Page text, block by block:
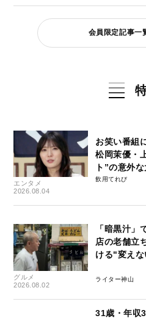
会員限定記事一
エンタメ
2026.08.04
お笑い番組
松岡茉優・
ト”の意外
飲用てれび
グルメ
2026.08.02
「暗黒汁
店の老舗立
ける"変え
ライター神山
31歳・年収